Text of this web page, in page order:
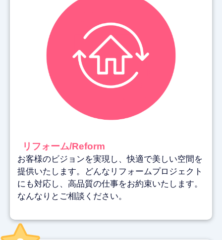
リフォーム/Reform
お客様のビジョンを実現し、快適で美しい空間を
提供いたします。どんなリフォームプロジェクト
にも対応し、高品質の仕事をお約束いたします。
なんなりとご相談ください。